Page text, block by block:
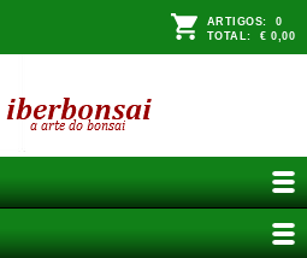
ARTIGOS: 0
TOTAL: € 0,00